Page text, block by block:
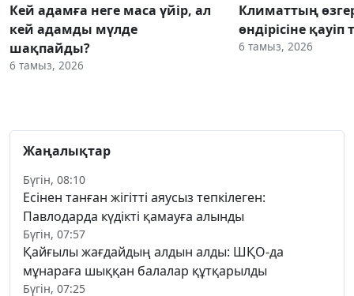
Кей адамға неге маса үйір, ал
кей адамды мүлде
шақпайды?
6 тамыз, 2026
Климаттың
өндірісіне қауіп
6 тамыз, 2026
Жаңалықтар
Бүгін, 08:10
Есінен танған жігітті аяусыз тепкілеген:
Павлодарда күдікті қамауға алынды
Бүгін, 07:57
Қайғылы жағдайдың алдын алды: ШҚО-да
мұнараға шыққан балалар құтқарылды
Бүгін, 07:25